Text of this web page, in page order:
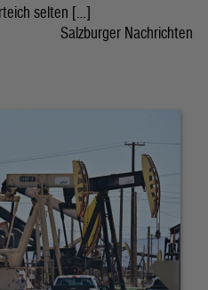
selten […]
Salzburger Nachrichten